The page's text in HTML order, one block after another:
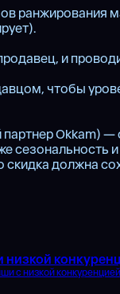
и
чтобы
Okkam)
должна
низкой
с низкой конкуренцией